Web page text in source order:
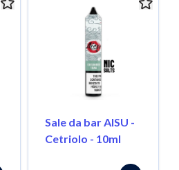
Sale da bar AISU -
Cetriolo - 10ml